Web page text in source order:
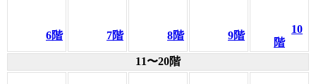
6階 7階 8階 9階
10
階
11〜20階